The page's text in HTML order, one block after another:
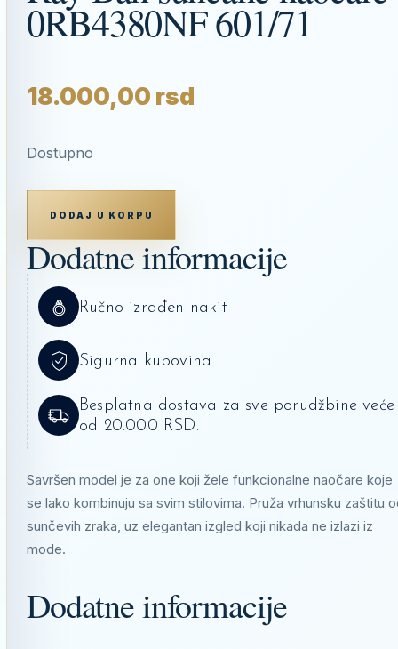
0RB4380NF 601/71
18.000,00 rsd
Dostupno
SUNČANE
0RB4380NF
601/71
KOLIČINA
DODAJ U KORPU
Dodatne informacije
Ručno izrađen nakit
Sigurna kupovina
Besplatna dostava za sve porudžbine veće
od 20.000 RSD.
Savršen model je za one koji žele funkcionalne naočare koje
se lako kombinuju sa svim stilovima. Pruža vrhunsku zaštitu
sunčevih zraka, uz elegantan izgled koji nikada ne izlazi iz
mode.
Dodatne informacije